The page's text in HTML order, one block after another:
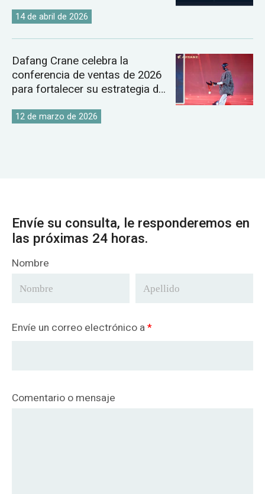
14 de abril de 2026
Dafang Crane celebra la
conferencia de ventas de 2026
para fortalecer su estrategia de
12 de marzo de 2026
Envíe su consulta, le responderemos en
las próximas 24 horas.
Nombre
Envíe un correo electrónico a*
Comentario o mensaje